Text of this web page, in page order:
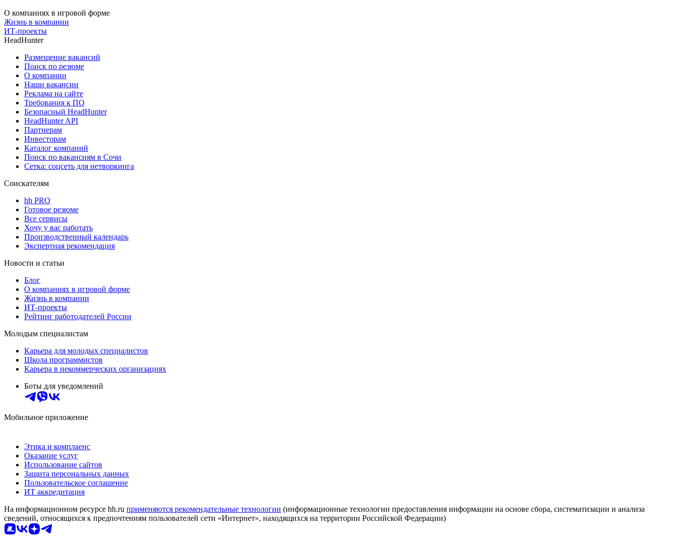
О компаниях в игровой форме
Жизнь в компании
ИТ-проекты
HeadHunter
Размещение вакансий
Поиск по резюме
О компании
Наши вакансии
Реклама на сайте
Требования к ПО
Безопасный HeadHunter
HeadHunter API
Партнерам
Инвесторам
Каталог компаний
Поиск по вакансиям в Сочи
Сетка: соцсеть для нетворкинга
Соискателям
hh PRO
Готовое резюме
Все сервисы
Хочу у вас работать
Производственный календарь
Экспертная рекомендация
Новости и статьи
Блог
О компаниях в игровой форме
Жизнь в компании
ИТ-проекты
Рейтинг работодателей России
Молодым специалистам
Карьера для молодых специалистов
Школа программистов
Карьера в некоммерческих организациях
Боты для уведомлений
Мобильное приложение
Этика и комплаенс
Оказание услуг
Использование сайтов
Защита персональных данных
Пользовательское соглашение
ИТ аккредитация
На информационном ресурсе hh.ru применяются рекомендательные технологии (информационные технологии предоставления информации на основе сбора, систематизации и анализа
сведений, относящихся к предпочтениям пользователей сети «Интернет», находящихся на территории Российской Федерации)